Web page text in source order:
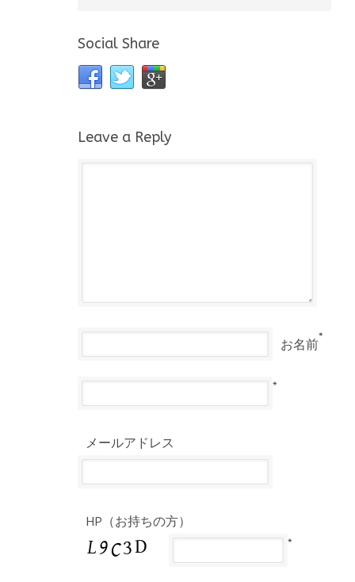
Social Share
Leave a Reply
お名前*
メールアドレス
*
HP（お持ちの方）
*